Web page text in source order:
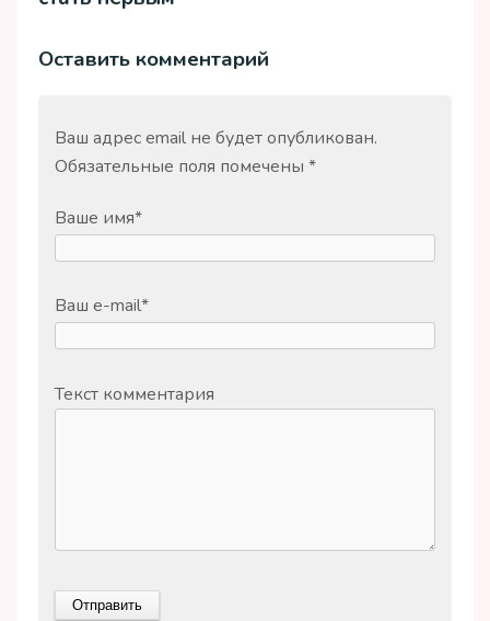
Оставить комментарий
Ваш адрес email не будет опубликован.
Обязательные поля помечены *
Ваше имя*
Ваш e-mail*
Текст комментария